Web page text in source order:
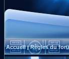
Accueil|Règles du